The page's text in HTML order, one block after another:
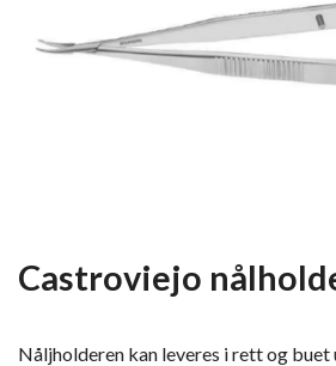
Castroviejo
Nåljholderen kan leveres i rett og buet